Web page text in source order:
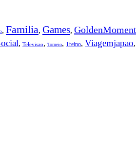
, Familia, Games,
, Televisao, Torneio, Treino, Viagemjapao,